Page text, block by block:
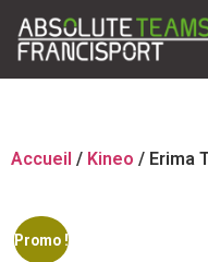
Accueil / Kineo / Erima
Promo !